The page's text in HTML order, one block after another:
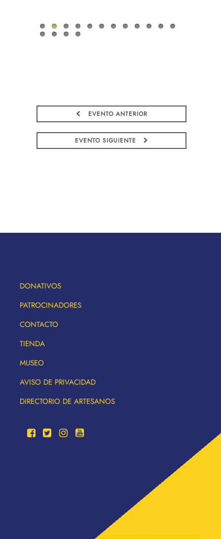
EVENTO ANTERIOR
EVENTO SIGUIENTE
DONATIVOS
PATROCINADORES
CONTACTO
TIENDA
MUSEO
AVISO DE PRIVACIDAD
DIRECTORIO DE ARTESANOS